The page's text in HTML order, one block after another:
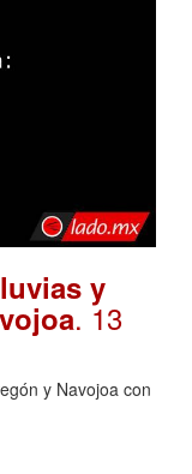
y
. 13
y Navojoa con